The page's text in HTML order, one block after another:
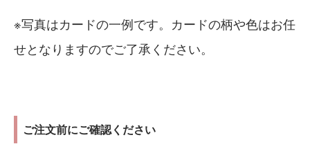
※写真はカードの一例です。カードの柄や色はお任
せとなりますのでご了承ください。
ご注文前にご確認ください